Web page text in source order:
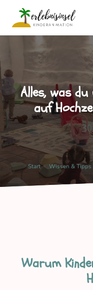
Alles, was
auf
Start › Wissen & Tipps
Warum